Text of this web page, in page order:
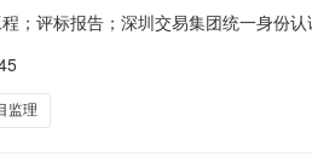
；评标报告；深圳交易集团统一身份
控制价：128.75万元资审方式：资格
监理